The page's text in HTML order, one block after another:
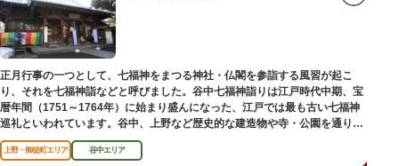
正月行事の一つとして、七福神をまつる神社・仏閣を参詣する風習が起こ
り、それを七福神詣などと呼びました。谷中七福神詣りは江戸時代中期、宝
暦年間（1751～1764年）に始まり盛んになった、江戸では最も古い七福神
巡礼といわれています。谷中、上野など歴史的な建造物や寺・公園を通りな
がら、ゆっくりと一日散策が楽しめるコースになっています。
上野・御徒町エリア 谷中エリア